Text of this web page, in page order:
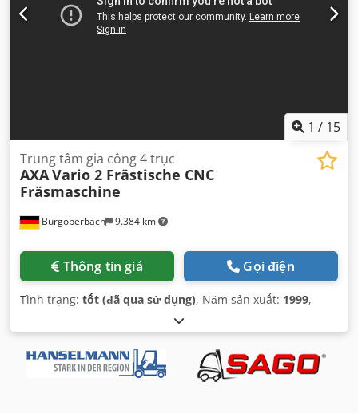
1 / 15
Burgoberbach 9.384 km
Trung tâm gia công 4 trục
AXAVario 2 Frästische CNC
Fräsmaschine
Thông tin giá Gọi điện
Tình trạng: tốt (đã qua sử dụng), Năm sản xuất: 1999,